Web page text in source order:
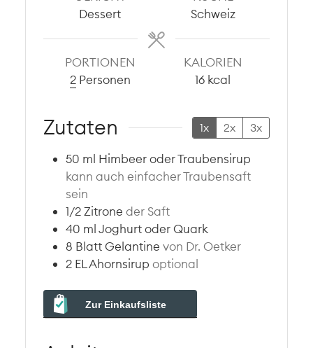
Dessert
Schweiz
PORTIONEN
2 Personen
KALORIEN
16 kcal
Zutaten 1x 2x 3x
50 ml Himbeer oder Traubensirup
kann auch einfacher Traubensaft
sein
1/2Zitrone der Saft
40 mlJoghurt oder Quark
8 BlattGelantine von Dr. Oetker
2 EL Ahornsirup optional
Zur Einkaufsliste